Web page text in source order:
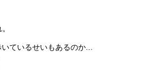
ているせいもあるのか...